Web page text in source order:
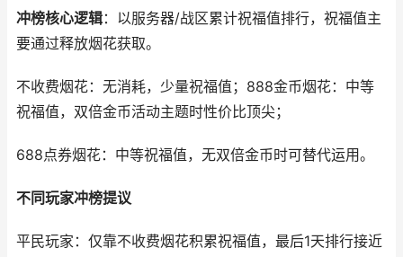
冲榜核心逻辑：以服务器/战区累计祝福值排行，祝福值主
要通过释放烟花获取。
不收费烟花：无消耗，少量祝福值；888金币烟花：中等
祝福值，双倍金币活动主题时性价比顶尖；
688点券烟花：中等祝福值，无双倍金币时可替代运用。
不同玩家冲榜提议
平民玩家：仅靠不收费烟花积累祝福值，最后1天排行接近